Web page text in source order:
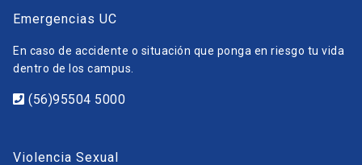
Emergencias UC
En caso de accidente o situación que ponga en riesgo tu vida
dentro de los campus.
(56)95504 5000
Violencia Sexual